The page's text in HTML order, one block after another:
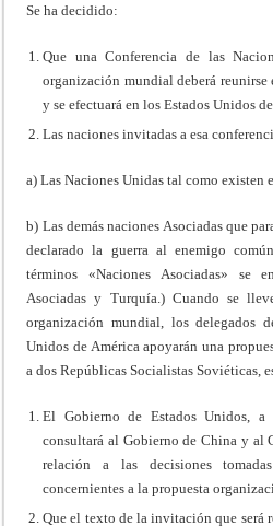
Se ha decidido:
Que una Conferencia de las
organización mundial deberá
y se efectuará en los Estados Unidos
Las naciones invitadas a esa
a) Las Naciones Unidas tal como existen
b) Las demás naciones Asociadas que
declarado la guerra al enemigo
términos «Naciones Asociadas» se
Asociadas y Turquía.) Cuando se
organización mundial, los delegados
Unidos de América apoyarán una
a dos Repúblicas Socialistas Soviéticas,
El Gobierno de Estados Unidos, a
consultará al Gobierno de China y al
relación a las decisiones
concernientes a la propuesta
Que el texto de la invitación que será